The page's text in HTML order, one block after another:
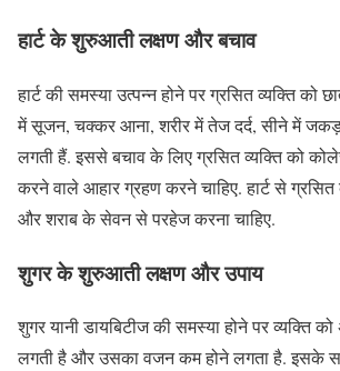
हार्ट के शुरुआती लक्षण और बचाव
हार्ट की समस्या उत्पन्न होने पर ग्रसित व्यक्ति को
में सूजन, चक्कर आना, शरीर में तेज दर्द, सीने में
लगती हैं. इससे बचाव के लिए ग्रसित व्यक्ति को
करने वाले आहार ग्रहण करने चाहिए. हार्ट से ग्रसित
और शराब के सेवन से परहेज करना चाहिए.
शुगर के शुरुआती लक्षण और उपाय
शुगर यानी डायबिटीज की समस्या होने पर व्यक्ति
लगती है और उसका वजन कम होने लगता है. इसके